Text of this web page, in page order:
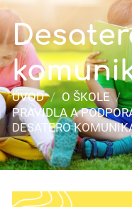
ÚVOD / O ŠKOLE /
PRAVIDLA A
DESATERO
Desatero